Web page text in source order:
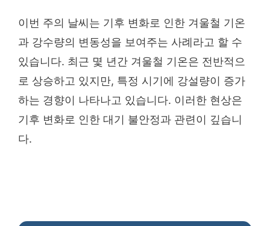
이번 주의 날씨는 기후 변화로 인한 겨울철 기온
과 강수량의 변동성을 보여주는 사례라고 할 수
있습니다. 최근 몇 년간 겨울철 기온은 전반적으
로 상승하고 있지만, 특정 시기에 강설량이 증가
하는 경향이 나타나고 있습니다. 이러한 현상은
기후 변화로 인한 대기 불안정과 관련이 깊습니
다.